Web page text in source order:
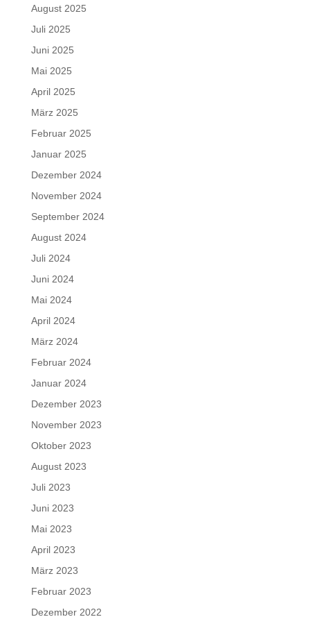
August 2025
Juli 2025
Juni 2025
Mai 2025
April 2025
März 2025
Februar 2025
Januar 2025
Dezember 2024
November 2024
September 2024
August 2024
Juli 2024
Juni 2024
Mai 2024
April 2024
März 2024
Februar 2024
Januar 2024
Dezember 2023
November 2023
Oktober 2023
August 2023
Juli 2023
Juni 2023
Mai 2023
April 2023
März 2023
Februar 2023
Dezember 2022